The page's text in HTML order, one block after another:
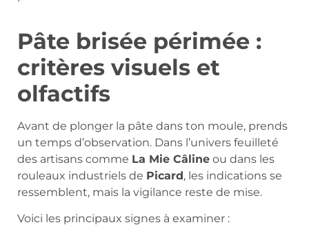
Pâte brisée périmée :
critères visuels et
olfactifs
Avant de plonger la pâte dans ton moule, prends
un temps d’observation. Dans l’univers feuilleté
des artisans comme La Mie Câline ou dans les
rouleaux industriels de Picard, les indications se
ressemblent, mais la vigilance reste de mise.
Voici les principaux signes à examiner :